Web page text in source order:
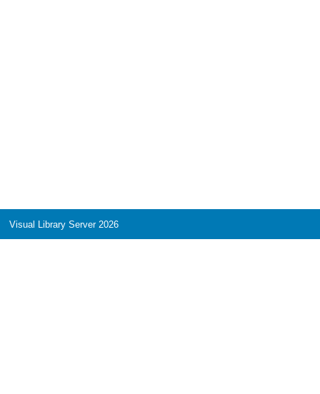
Visual Library Server 2026